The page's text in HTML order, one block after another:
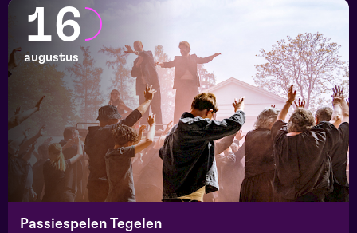
16
augustus
Passiespelen Tegelen